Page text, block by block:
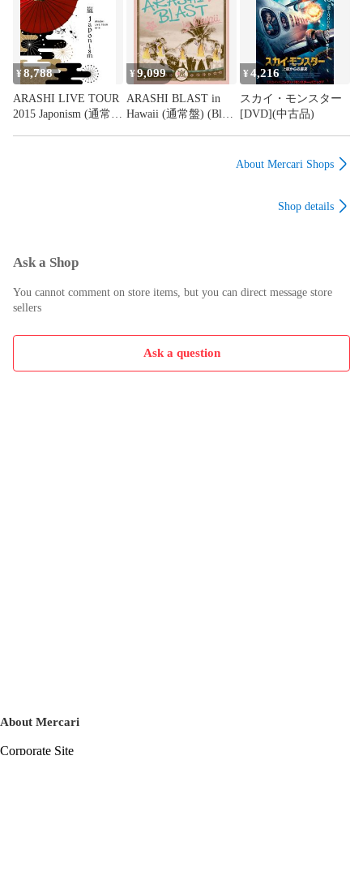
¥8,788
ARASHI LIVE TOUR
2015 Japonism (通常
¥9,099
ARASHI BLAST in
Hawaii (通常盤) (Blu-
¥4,216
スカイ・モンスター
[DVD](中古品)
About Mercari Shops
Shop details
Ask a Shop
You cannot comment on store items, but you can direct message store
sellers
Ask a question
About Mercari
Corporate Site